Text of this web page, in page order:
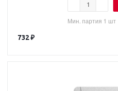
Мин. партия 1 шт
732₽